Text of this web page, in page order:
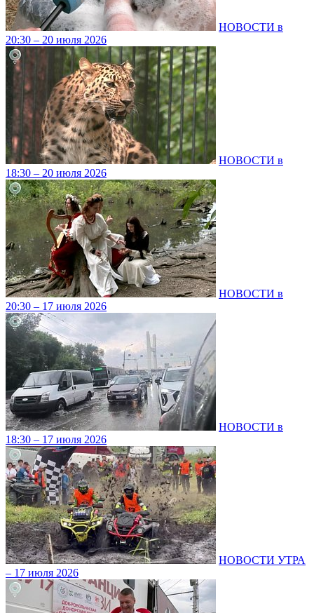
НОВОСТИ в
20:30 – 20 июля 2026
НОВОСТИ в
18:30 – 20 июля 2026
НОВОСТИ в
20:30 – 17 июля 2026
НОВОСТИ в
18:30 – 17 июля 2026
НОВОСТИ УТРА
– 17 июля 2026